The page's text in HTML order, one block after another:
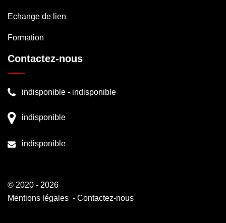
Echange de lien
Formation
Contactez-nous
indisponible - indisponible
indisponible
indisponible
© 2020 - 2026
Mentions légales - Contactez-nous